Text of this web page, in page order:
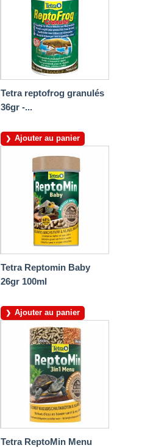
Tetra reptofrog granulés
36gr -...
Ajouter au panier
Tetra Reptomin Baby
26gr 100ml
Ajouter au panier
Tetra ReptoMin Menu